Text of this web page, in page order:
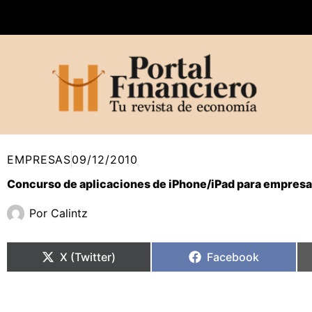
EMPRESAS09/12/2010
Concurso de aplicaciones de iPhone/iPad para
Por Calintz
en
X (Twitter)
en
Facebook
en
en